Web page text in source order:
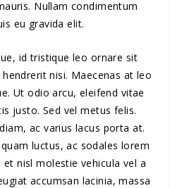
Nullam condimentum
eu gravida elit.
id tristique leo ornare sit
nisi. Maecenas at leo
Ut odio arcu, eleifend vitae
justo. Sed vel metus felis.
ac varius lacus porta at.
luctus, ac sodales lorem
nisl molestie vehicula vel a
accumsan lacinia, massa